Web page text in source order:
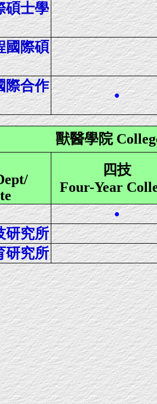
碩士學
國際碩
際合作
●
獸醫學院
四技
Four-Year
●
研究所
研究所